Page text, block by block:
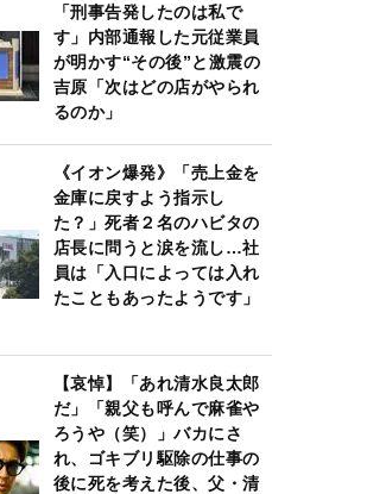
「刑事告発したのは私で
す」内部通報した元従業員
が明かす“その後”と激震の
吉原「次はどの店がやられ
るのか」
《イオン爆発》「売上金を
金庫に戻すよう指示し
た？」死者２名のハビタの
店長に問うと涙を流し…社
員は「入口によっては入れ
たこともあったようです」
【哀悼】「あれ清水良太郎
だ」「親父も呼んで麻雀や
ろうや（笑）」バカにさ
れ、ゴキブリ駆除の仕事の
後に死を考えた後、父・清